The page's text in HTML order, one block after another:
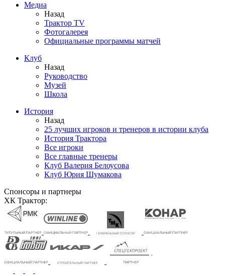
Медиа
Назад
Трактор TV
Фотогалерея
Официальные программы матчей
Клуб
Назад
Руководство
Музей
Школа
История
Назад
25 лучших игроков и тренеров в истории клуба
История Трактора
Все игроки
Все главные тренеры
Клуб Валерия Белоусова
Клуб Юрия Шумакова
Спонсоры и партнеры
ХК Трактор: